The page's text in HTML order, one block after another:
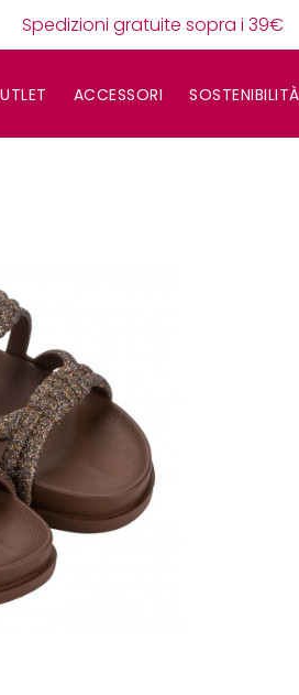
Spedizioni gratuite sopra i 39€
ACCESSORI SOSTENIBILITÀ